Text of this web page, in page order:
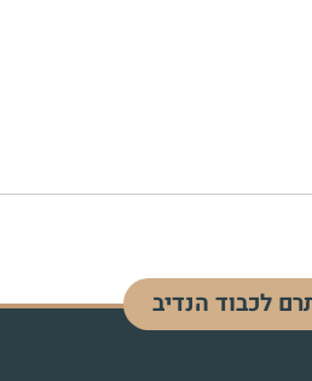
לכבוד הנדיב